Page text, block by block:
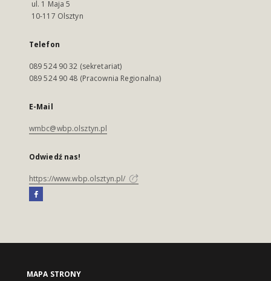
ul. 1 Maja 5
10-117 Olsztyn
Telefon
089 524 90 32 (sekretariat)
089 524 90 48 (Pracownia Regionalna)
E-Mail
wmbc@wbp.olsztyn.pl
Odwiedź nas!
https://www.wbp.olsztyn.pl/
MAPA STRONY